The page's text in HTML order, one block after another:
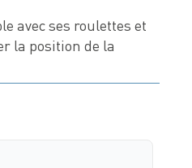
avec ses roulettes et
la position de la